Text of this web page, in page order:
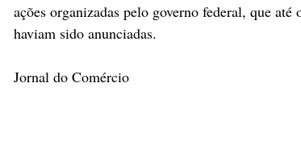
ações organizadas pelo governo federal, que
haviam sido anunciadas.
Jornal do Comércio